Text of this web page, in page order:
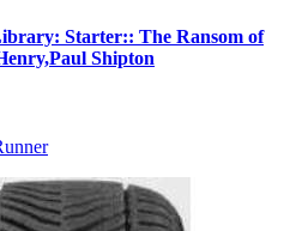
Starter:: The Ransom of
Shipton